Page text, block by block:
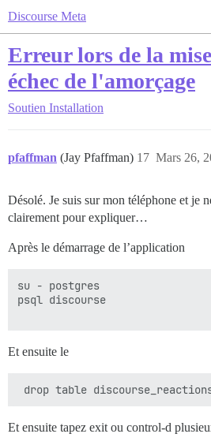
Discourse Meta
Erreur lors de la
échec de l'amorçage
Soutien Installation
pfaffman (Jay Pfaffman) Mars 26,
17
Désolé. Je suis sur mon téléphone et je
clairement pour expliquer…
Après le démarrage de l’application
su - postgres
psql discourse
Et ensuite le
Et ensuite tapez exit ou control-d